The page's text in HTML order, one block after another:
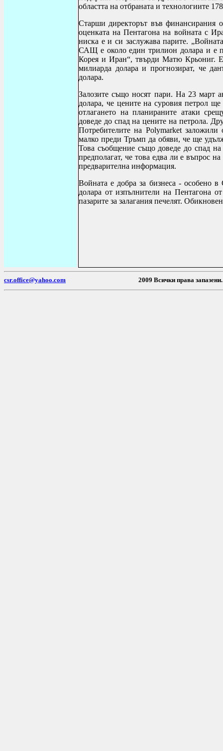
областта на отбраната и технологиите
Старши директорът във финансирания
оценката на Пентагона на войната с
ниска е и си заслужава парите.
САЩ е около един трилион долара и е
Корея и Иран“, твърди Матю Крьониг.
милиарда долара и прогнозират, че
долара.
Залозите също носят пари. На 23 март
долара, че цените на суровия петрол
отлагането на планираните атаки
доведе до спад на цените на петрола.
Потребителите на Polymarketзаложили
малко преди Тръмп да обяви, че ще
Това съобщение също доведе до спад на
предполагат, че това едва ли е въпрос
предварителна информация.
Войната е добра за бизнеса - особено
долара от изпълнители на Пентагона
пазарите за залагания печелят.
csr.office@yahoo.com 2009 Всички